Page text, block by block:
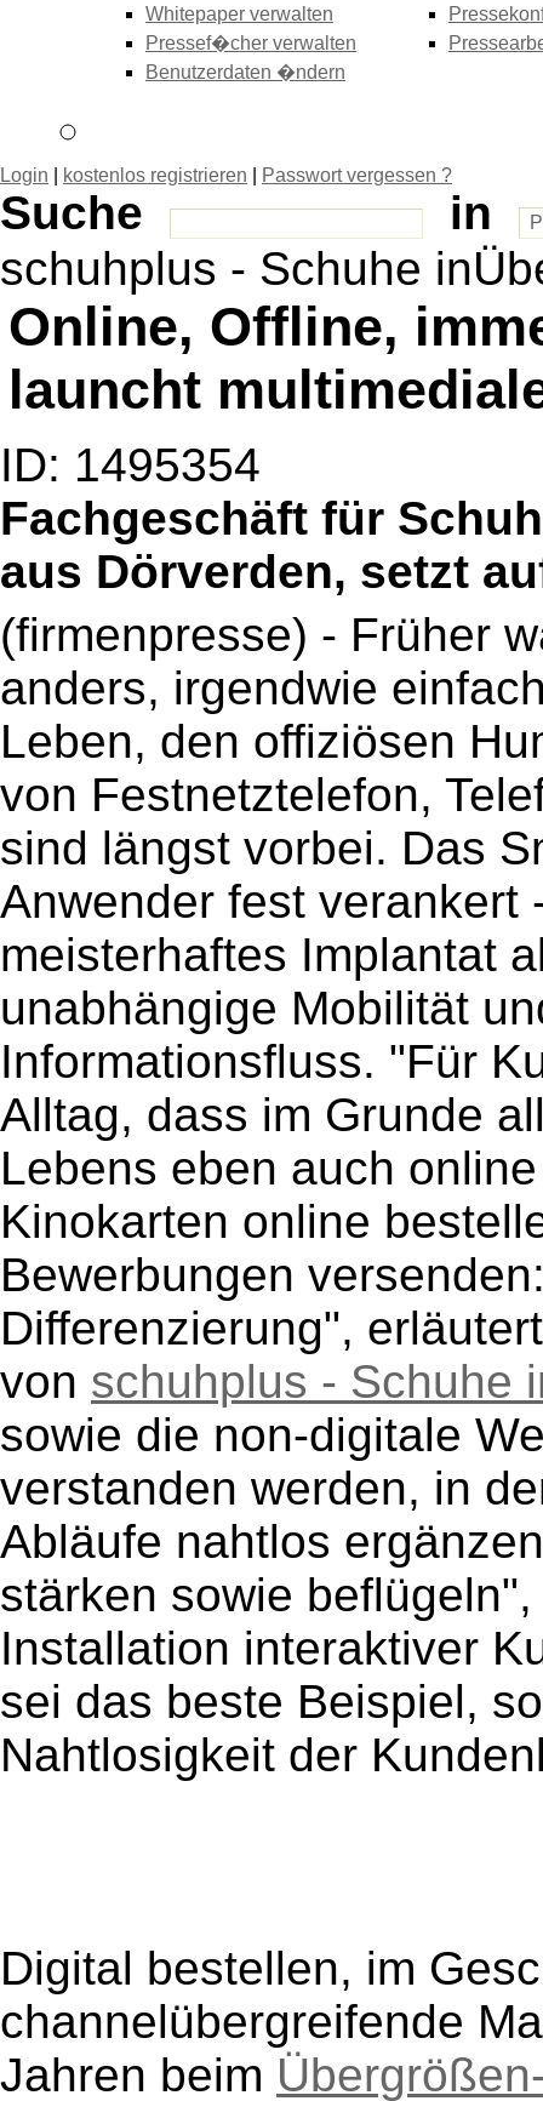
Whitepaper verwalten
Pressef�cher verwalten
Benutzerdaten �ndern
Login kostenlos registrieren Passwort vergessen ?
Suche
in
schuhplus - Schuhe
Online, Offline,
launcht
ID: 1495354
Fachgeschäft für
aus Dörverden, setzt
(firmenpresse) - Früher
anders, irgendwie
Leben, den offiziösen
von Festnetztelefon,
sind längst vorbei. Das
Anwender fest verankert
meisterhaftes Implantat
unabhängige Mobilität
Informationsfluss. "Für
Alltag, dass im Grunde
Lebens eben auch
Kinokarten online
Bewerbungen
Differenzierung",
von schuhplus - Schuhe
sowie die non-digitale
verstanden werden, in
Abläufe nahtlos
stärken sowie
Installation interaktiver
sei das beste Beispiel,
Nahtlosigkeit der
Digital bestellen, im
channelübergreifende
Jahren beim